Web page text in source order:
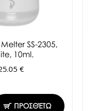
SS-2305,
10ml.
€
ΠΡΟΣΘΈΤΩ